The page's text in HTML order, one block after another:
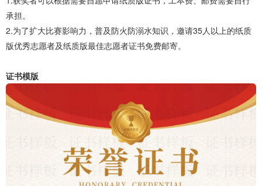
承担。
2.为了扩大比赛影响力，普及防火防溺水知识，邀请35人以上的纸质
版优秀志愿者及纸质版最佳志愿者证书免费邮寄。
证书模版